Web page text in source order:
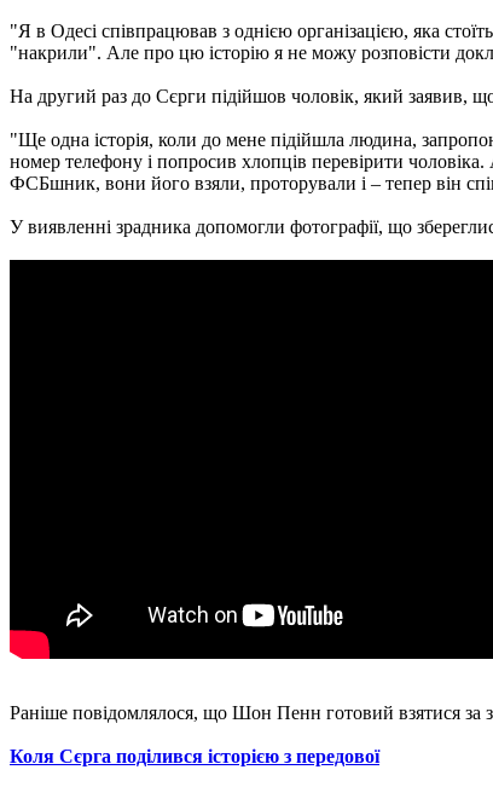
"Я в Одесі співпрацював з однією організацією, яка
"накрили". Але про цю історію я не можу розповісти
На другий раз до Сєрги підійшов чоловік, який заявив,
"Ще одна історія, коли до мене підійшла людина,
номер телефону і попросив хлопців перевірити
ФСБшник, вони його взяли, проторували і – тепер він
У виявленні зрадника допомогли фотографії, що
Раніше повідомлялося, що Шон Пенн готовий взятися за
Коля Сєрга поділився історією з передової